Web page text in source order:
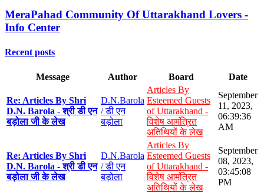
MeraPahad Community Of Uttarakhand Lovers -
Info Center
Recent posts
Message Author Board Date
Re: Articles By Shri
D.N. Barola - श्री डी एन
बड़ोला जी के लेख
D.N.Barola
/ डी एन
बड़ोला
Articles By
Esteemed Guests
of Uttarakhand -
विशेष आमंत्रित
अतिथियों के लेख
September
11, 2023,
06:39:36
AM
Re: Articles By Shri
D.N. Barola - श्री डी एन
बड़ोला जी के लेख
D.N.Barola
/ डी एन
बड़ोला
Articles By
Esteemed Guests
of Uttarakhand -
विशेष आमंत्रित
अतिथियों के लेख
September
08, 2023,
03:45:08
PM